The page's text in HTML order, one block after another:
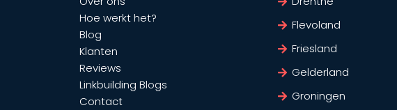
Hoe werkt het?
Blog
Klanten
Reviews
Linkbuilding Blogs
Contact
Flevoland
Friesland
Gelderland
Groningen